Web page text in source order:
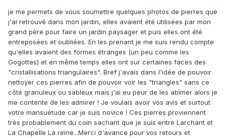
je me permets de vous soumettre quelques photos de pierres que
j'ai retrouvé dans mon jardin, elles avaient été utilisées par mon
grand père pour faire un jardin paysager et puis elles ont été
entreposées et oubliées. En les prenant je me suis rendu compte
qu'elles avaient des formes étranges (un peu comme les
Gogottes) et en même temps elles ont sur certaines faces des
"cristallisations triangulaires". Bref j'avais dans l'idée de pouvoir
nettoyer ces pierres afin de pouvoir voir les "triangles" sans ce
côté granuleux ou sableux mais j'ai eu peur de les abîmer alors je
me contente de les admirer ! Je voulais avoir vos avis et surtout
votre mansuétude car je suis novice ! Ces pierres proviennent
très probablement du coin sachant que je suis entre Larchant et
La Chapelle La reine...Merci d'avance pour vos retours et